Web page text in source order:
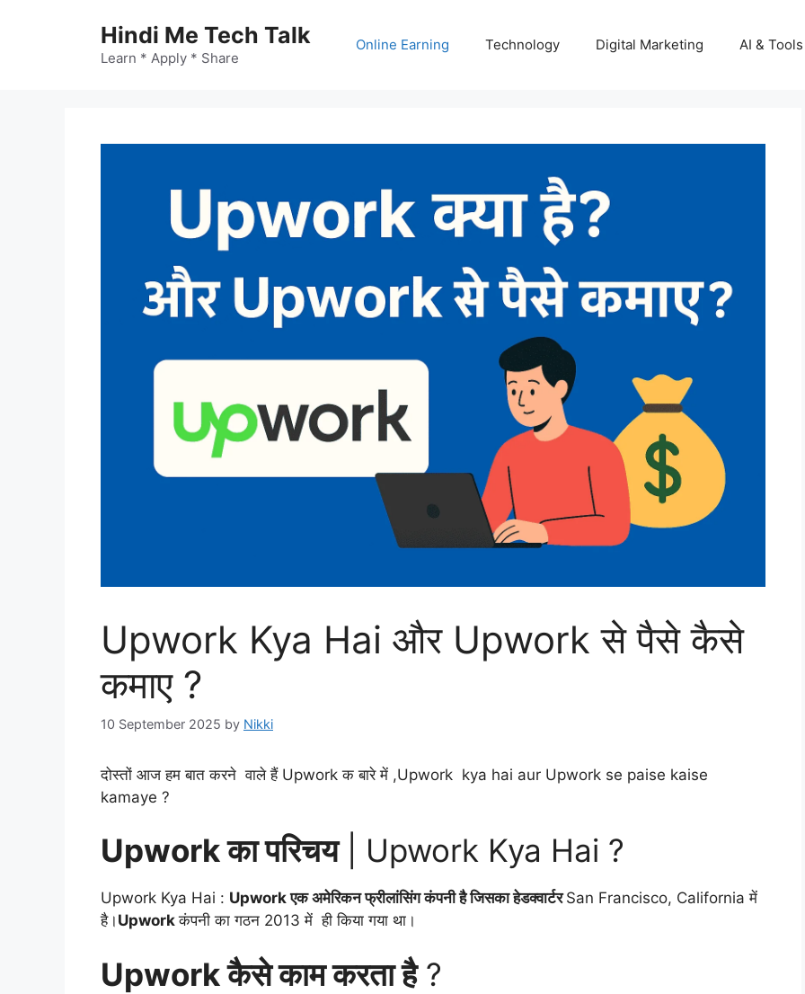
Hindi Me Tech Talk
Learn * Apply * Share
Online Earning Technology Digital Marketing AI & Tools
Upwork Kya Hai और Upwork से पैसे कैसे
कमाए ?
10 September 2025 by Nikki
दोस्तों आज हम बात करने वाले हैं Upwork क बारे में ,Upwork kya hai aur Upwork se paise kaise
kamaye​ ?
Upwork का परिचय| Upwork Kya Hai ?
Upwork Kya Hai : Upwork एक अमेरिकन फ्रीलांसिंग कंपनी है जिसका हेडक्वार्टरSan Francisco, California में
है। Upworkकंपनी का गठन 2013 में ही किया गया था।
Upwork कैसे काम करता है?